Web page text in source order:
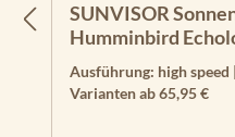
SUNVISOR
Humminbird
Ausführung: high speed
Varianten ab65,95 €